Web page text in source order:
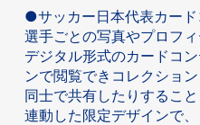
●サッカー日本代表カード
選手ごとの写真やプロフ
デジタル形式のカードコ
ンで閲覧できコレクショ
同士で共有したりするこ
連動した限定デザインで